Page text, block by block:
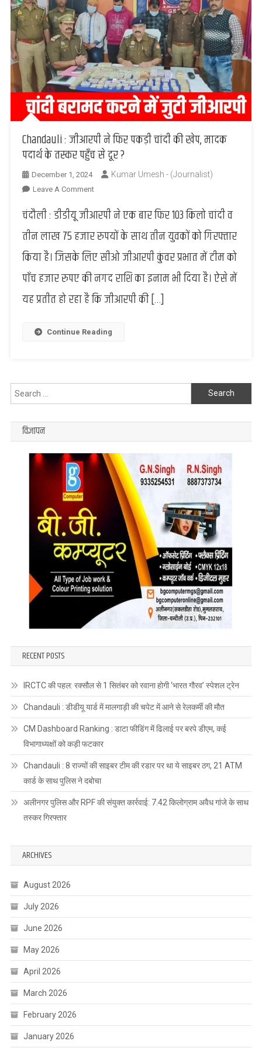
Chandauli : जीआरपी ने फिर पकड़ी चांदी की खेप, मादक
पदार्थ के तस्कर पहुँच से दूर ?
December 1, 2024 Kumar Umesh - (Journalist)
Leave A CommentOn
:
जीआरपी
ने
फिर
चांदी
की
पदार्थ
दूर
चंदौली : डीडीयू जीआरपी ने एक बार फिर 103 किलो चांदी व
तीन लाख 75 हजार रुपयों के साथ तीन युवकों को गिरफ्तार
किया है। जिसके लिए सीओ जीआरपी कुंवर प्रभात में टीम को
पाँच हजार रुपए की नगद राशि का इनाम भी दिया है। ऐसे में
यह प्रतीत हो रहा है कि जीआरपी की […]
Continue Reading
Search
for:
विज्ञापन
RECENT POSTS
IRCTC की पहल: रक्सौल से 1 सितंबर को रवाना होगी ‘भारत गौरव’ स्पेशल ट्रेन
Chandauli : डीडीयू यार्ड में मालगाड़ी की चपेट में आने से रेलकर्मी की मौत
CM Dashboard Ranking : डाटा फीडिंग में ढिलाई पर बरपे डीएम, कई
विभागाध्यक्षों को कड़ी फटकार
Chandauli : 8 राज्यों की साइबर टीम की रडार पर था ये साइबर ठग, 21 ATM
कार्ड के साथ पुलिस ने दबोचा
अलीनगर पुलिस और RPF की संयुक्त कार्रवाई: 7.42 किलोग्राम अवैध गांजे के साथ
तस्कर गिरफ्तार
ARCHIVES
August 2026
July 2026
June 2026
May 2026
April 2026
March 2026
February 2026
January 2026